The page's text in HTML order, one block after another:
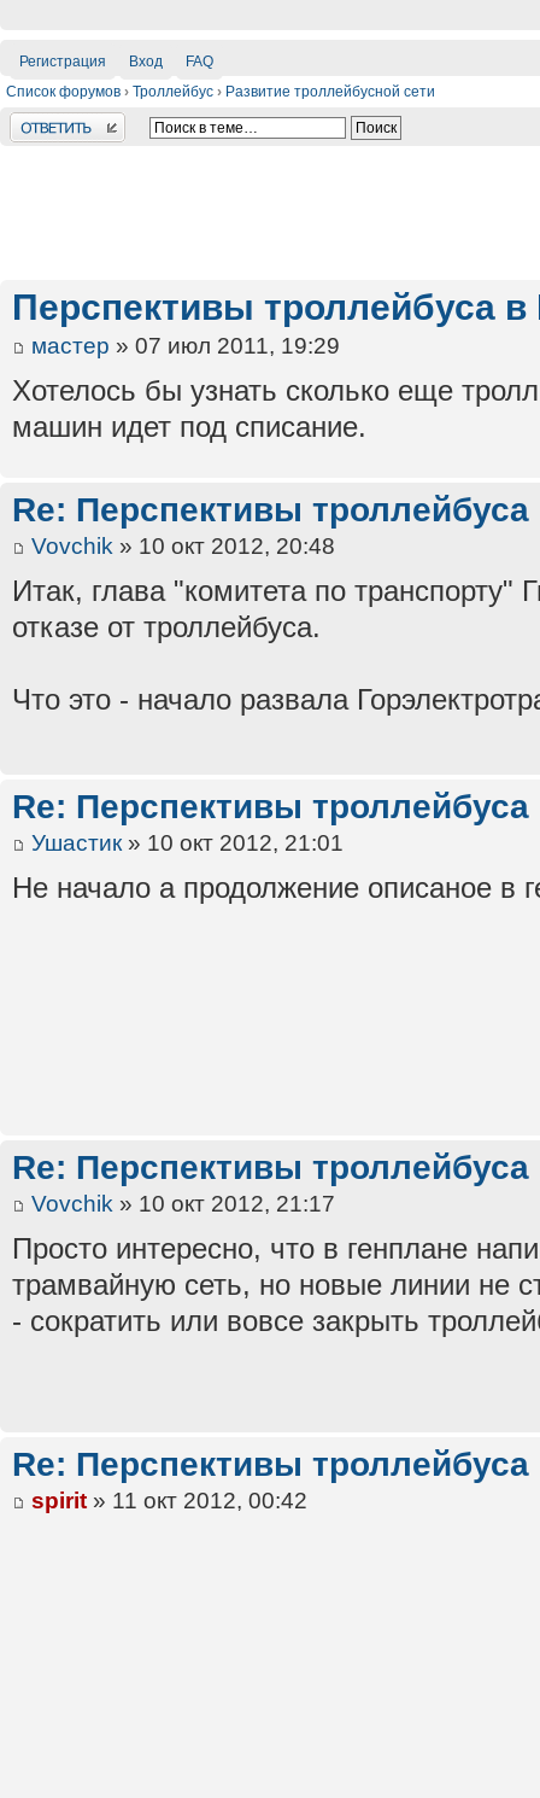
Регистрация Вход
FAQ
Список форумов › Троллейбус › Развитие троллейбусной сети
Ответить
Перспективы троллейбуса
мастер » 07 июл 2011, 19:29
Хотелось бы узнать сколько еще
машин идет под списание.
Re: Перспективы
Vovchik » 10 окт 2012, 20:48
Итак, глава "комитета по
отказе от троллейбуса.
Что это - начало развала
Re: Перспективы
Ушастик» 10 окт 2012, 21:01
Не начало а продолжение описаное в
Re: Перспективы
Vovchik » 10 окт 2012, 21:17
Просто интересно, что в генплане
трамвайную сеть, но новые линии не
- сократить или вовсе закрыть
Re: Перспективы
spirit » 11 окт 2012, 00:42